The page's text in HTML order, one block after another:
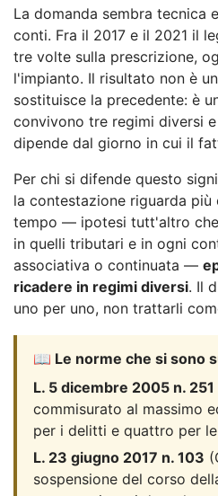
La domanda sembra tecnica
conti. Fra il 2017 e il 2021 il
tre volte sulla prescrizione,
l'impianto. Il risultato non è
sostituisce la precedente: è
convivono tre regimi diversi
dipende dal giorno in cui il
Per chi si difende questo
la contestazione riguarda
tempo — ipotesi tutt'altro
in quelli tributari e in ogni
associativa o continuata —
ricadere in regimi diversi. Il
uno per uno, non trattarli
📖 Le norme che si sono
L. 5 dicembre 2005 n. 251
commisurato al massimo
per i delitti e quattro per
L. 23 giugno 2017 n. 103
sospensione del corso